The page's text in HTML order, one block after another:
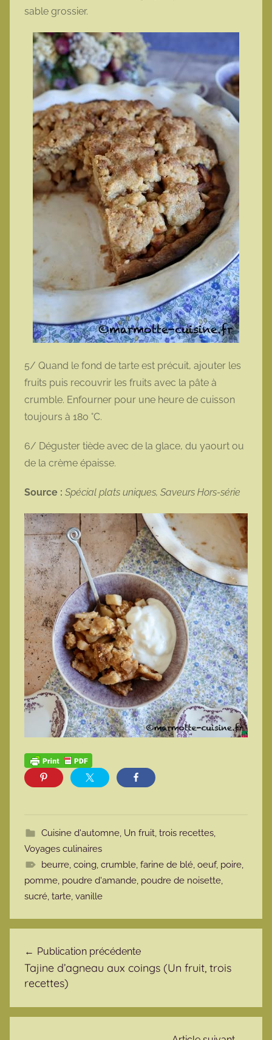
sable grossier.
5/ Quand le fond de tarte est précuit, ajouter les
fruits puis recouvrir les fruits avec la pâte à
crumble. Enfourner pour une heure de cuisson
toujours à 180 °C.
6/ Déguster tiède avec de la glace, du yaourt ou
de la crème épaisse.
Source : Spécial plats uniques, Saveurs Hors-série
Cuisine d'automne, Un fruit, trois recettes,
Voyages culinaires
beurre, coing, crumble, farine de blé, oeuf, poire,
pomme, poudre d'amande, poudre de noisette,
sucré, tarte, vanille
Publication précédente
Tajine d’agneau aux coings (Un fruit, trois
recettes)